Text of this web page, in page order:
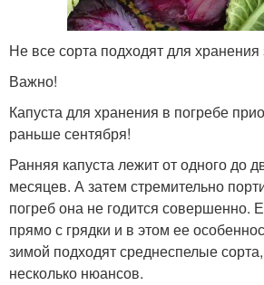
Не все сорта подходят для хранения
Важно!
Капуста для хранения в погребе
раньше сентября!
Ранняя капуста лежит от одного до
месяцев. А затем стремительно
погреб она не годится совершенно.
прямо с грядки и в этом ее
зимой подходят среднеспелые сорта,
несколько нюансов.